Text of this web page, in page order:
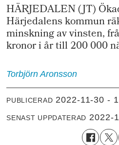
HÄRJEDALEN (JT)
Härjedalens kommun
minskning av vinsten,
kronor i år till 200 000
Torbjörn Aronsson
PUBLICERAD 2022-11-30 -
SENAST UPPDATERAD